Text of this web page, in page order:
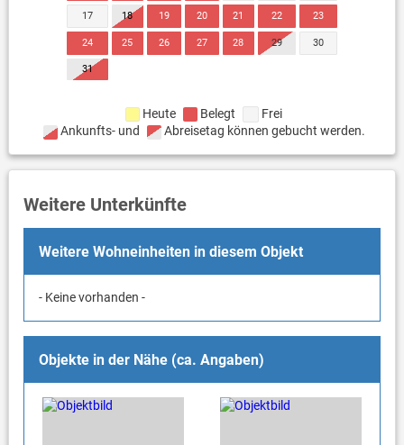
17 18 19 20 21 22 23
24 25 26 27 28 29 30
31
Heute Belegt
Frei
Ankunfts- und
Abreisetag können gebucht werden.
Weitere Unterkünfte
Weitere Wohneinheiten in diesem Objekt
- Keine vorhanden -
Objekte in der Nähe (ca. Angaben)